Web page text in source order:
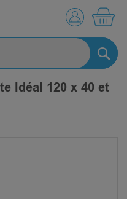
Idéal 120 x 40 et